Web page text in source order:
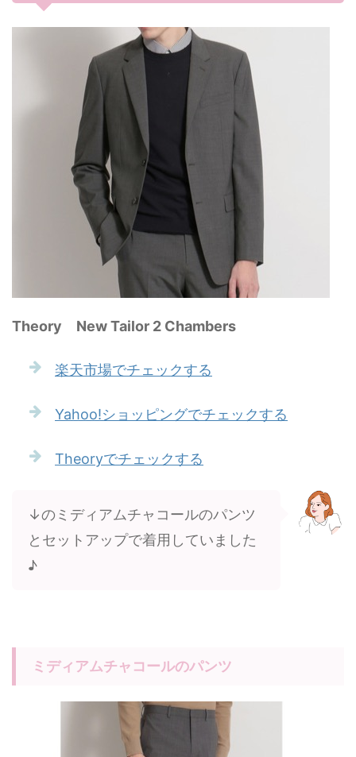
Theory New Tailor 2 Chambers
楽天市場でチェックする
Yahoo!ショッピングでチェックする
Theoryでチェックする
↓のミディアムチャコールのパンツ
とセットアップで着用していました
♪
ミディアムチャコールのパンツ